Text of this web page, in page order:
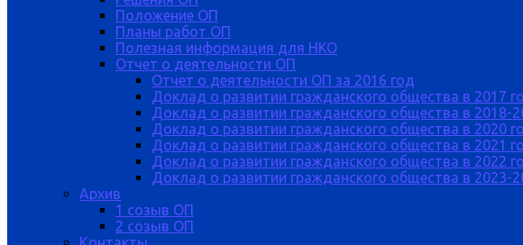
Положение ОП
Планы работ ОП
Полезная информация для НКО
Отчет о деятельности ОП
Отчет о деятельности ОП за 2016 год
Доклад о развитии гражданского общества в 2017
Доклад о развитии гражданского общества в 2018-
Доклад о развитии гражданского общества в 2020
Доклад о развитии гражданского общества в 2021
Доклад о развитии гражданского общества в 2022
Доклад о развитии гражданского общества в 2023-
Архив
1 созыв ОП
2 созыв ОП